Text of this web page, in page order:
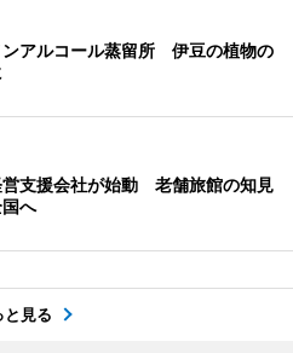
ンアルコール蒸留所 伊豆の植物の
営支援会社が始動 老舗旅館の知見
国へ
と見る